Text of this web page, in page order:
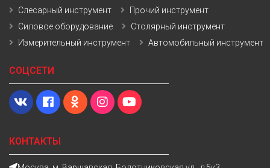
КОНТАКТЫ
Слесарный инструмент
Прочий инструмент
Силовое оборудование
Столярный инструмент
Измерительный инструмент
Автомобильный инструмент
СОЦСЕТИ